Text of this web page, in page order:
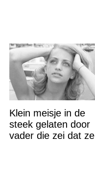
Klein meisje in de
steek gelaten door
vader die zei dat ze